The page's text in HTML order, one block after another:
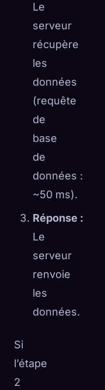
Le
serveur
récupère
les
données
(requête
de
base
de
données :
~50 ms).
Réponse :
Le
serveur
renvoie
les
données.
Si
l’étape
2